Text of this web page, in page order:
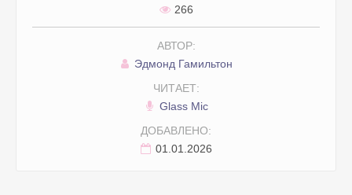
266
АВТОР:
Эдмонд Гамильтон
ЧИТАЕТ:
Glass Mic
ДОБАВЛЕНО:
01.01.2026